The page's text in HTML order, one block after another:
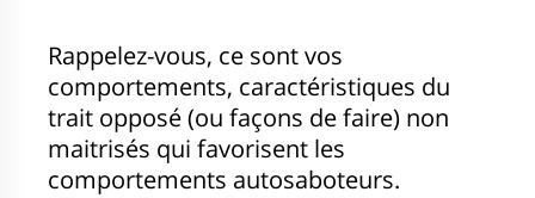
Rappelez-vous, ce sont vos
comportements, caractéristiques du
trait opposé (ou façons de faire) non
maitrisés qui favorisent les
comportements autosaboteurs.